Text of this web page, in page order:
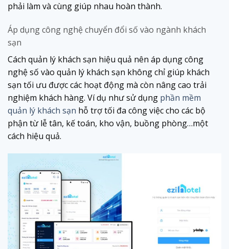
phải làm và cùng giúp nhau hoàn thành.
Áp dụng công nghệ chuyển đổi số vào ngành khách
sạn
Cách quản lý khách sạn hiệu quả nên áp dụng công
nghệ số vào quản lý khách sạn không chỉ giúp khách
sạn tối ưu được các hoạt động mà còn nâng cao trải
nghiệm khách hàng. Ví dụ như sử dụng phần mềm
quản lý khách sạn hỗ trợ tối đa công việc cho các bộ
phận từ lễ tân, kế toán, kho vận, buồng phòng…một
cách hiệu quả.